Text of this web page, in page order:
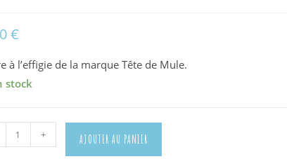
€
à l’effigie de la marque Tête de Mule.
stock
+ AJOUTER AU PANIER